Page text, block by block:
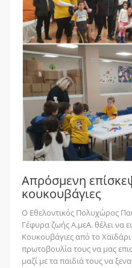
Απρόσμενη
κουκουβάγιες
O Εθελοντικός Πολυχώρος
Γέφυρα ζωής Α.μεΑ. θέλει να
Κουκουβάγιες από το
πρωτοβουλία τους να μας
μαζί με τα παιδιά τους να